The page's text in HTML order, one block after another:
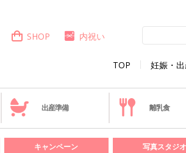
TOP 妊娠・
SHOP 内祝い
出産準備 離乳食
キャンペーン 写真スタジオ